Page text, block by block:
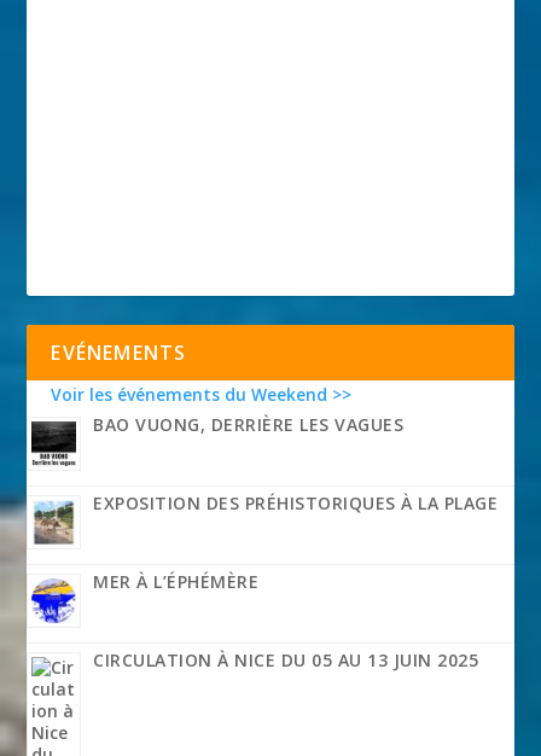
EVÉNEMENTS
Voir les événements du Weekend >>
BAO VUONG, DERRIÈRE LES VAGUES
EXPOSITION DES PRÉHISTORIQUES À LA PLAGE
MER À L’ÉPHÉMÈRE
CIRCULATION À NICE DU 05 AU 13 JUIN 2025